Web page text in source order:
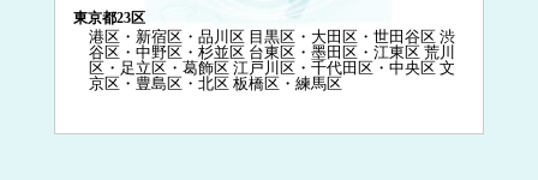
東京都23区
港区・新宿区・品川区目黒区・大田区・世田谷区渋
谷区・中野区・杉並区台東区・墨田区・江東区荒川
区・足立区・葛飾区江戸川区・千代田区・中央区文
京区・豊島区・北区板橋区・練馬区